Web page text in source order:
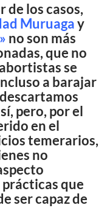
de los casos,
Muruagay
no son más
que no
se
a barajar
pero, por el
en el
temerarios,
no
que
ser capaz de